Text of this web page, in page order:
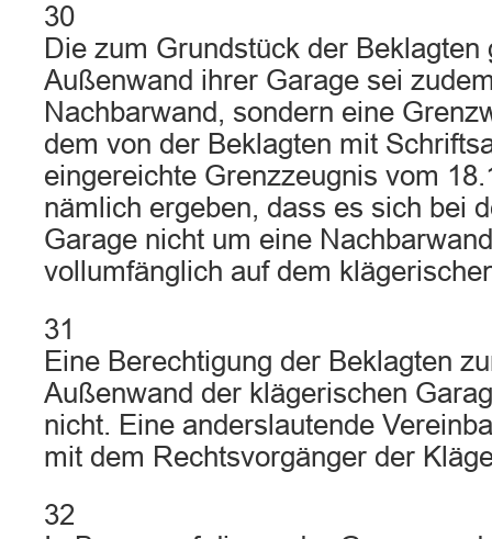
30
Die zum Grundstück der Beklagten
Außenwand ihrer Garage sei
Nachbarwand, sondern eine
dem von der Beklagten mit
eingereichte Grenzzeugnis vom
nämlich ergeben, dass es sich bei
Garage nicht um eine
vollumfänglich auf dem
31
Eine Berechtigung der Beklagten
Außenwand der klägerischen
nicht. Eine anderslautende
mit dem Rechtsvorgänger der
32